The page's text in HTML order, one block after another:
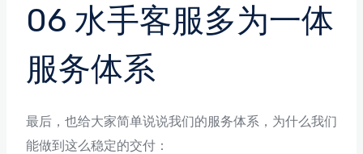
06 水手客服多为一体
服务体系
最后，也给大家简单说说我们的服务体系，为什么我们
能做到这么稳定的交付：